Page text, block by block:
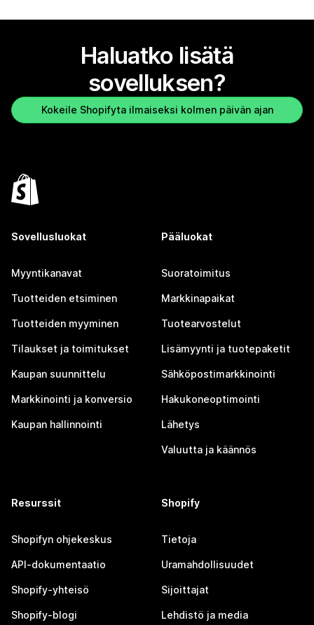
Haluatko lisätä
sovelluksen?
Kokeile Shopifyta ilmaiseksi kolmen päivän ajan
Sovellusluokat
Myyntikanavat
Tuotteiden etsiminen
Tuotteiden myyminen
Tilaukset ja toimitukset
Kaupan suunnittelu
Markkinointi ja konversio
Kaupan hallinnointi
Pääluokat
Suoratoimitus
Markkinapaikat
Tuotearvostelut
Lisämyynti ja tuotepaketit
Sähköpostimarkkinointi
Hakukoneoptimointi
Lähetys
Valuutta ja käännös
Resurssit
Shopifyn ohjekeskus
API-dokumentaatio
Shopify-yhteisö
Shopify-blogi
Shopify
Tietoja
Uramahdollisuudet
Sijoittajat
Lehdistö ja media